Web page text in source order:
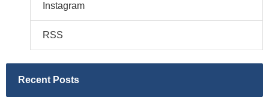
Instagram
RSS
Recent Posts